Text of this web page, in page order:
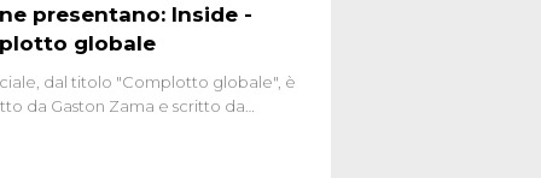
presentano: Inside -
globale
dal titolo "Complotto globale", è
da Gaston Zama e scritto da